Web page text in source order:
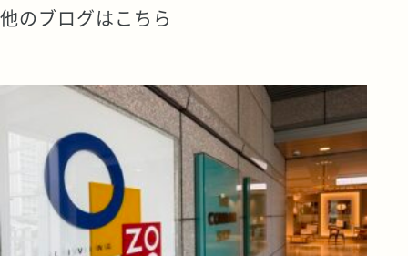
他のブログはこちら